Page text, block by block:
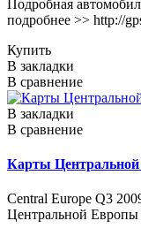
Подробная
подробнее >> http://
Купить
В закладки
В сравнение
В закладки
В сравнение
Карты Центральной
Central Europe Q3
Центральной Европы